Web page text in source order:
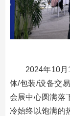
2024年10
体/包装/设备交
会展中心圆满落
冷始终以饱满的